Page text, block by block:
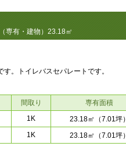
専有・建物）23.18㎡
。トイレバスセパレートです。
間取り 専有面積
1K 23.18㎡ （7.01坪）
1K 23.18㎡ （7.01坪）